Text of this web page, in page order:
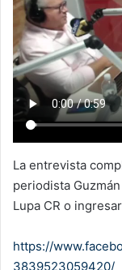
La entrevista
periodista
Lupa CR o
https://
3839523059420/